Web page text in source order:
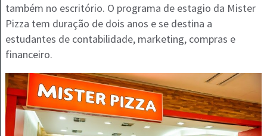
também no escritório. O programa de estagio da Mister
Pizza tem duração de dois anos e se destina a
estudantes de contabilidade, marketing, compras e
financeiro.